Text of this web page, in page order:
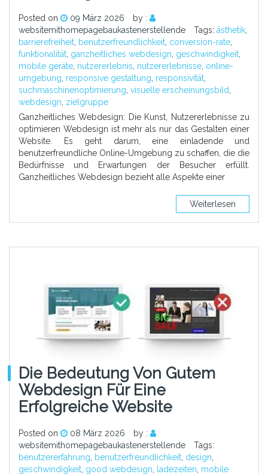
Posted on 09 März 2026
by :
websitemithomepagebaukastenerstellende
Tags: ästhetik,
barrierefreiheit, benutzerfreundlichkeit, conversion-rate,
funktionalität, ganzheitliches webdesign, geschwindigkeit,
mobile geräte, nutzererlebnis, nutzererlebnisse, online-
umgebung, responsive gestaltung, responsivität,
suchmaschinenoptimierung, visuelle erscheinungsbild,
webdesign, zielgruppe
Ganzheitliches Webdesign: Die Kunst, Nutzererlebnisse zu
optimieren Webdesign ist mehr als nur das Gestalten einer
Website. Es geht darum, eine einladende und
benutzerfreundliche Online-Umgebung zu schaffen, die die
Bedürfnisse und Erwartungen der Besucher erfüllt.
Ganzheitliches Webdesign bezieht alle Aspekte einer
Weiterlesen
Die Bedeutung Von Gutem
Webdesign Für Eine
Erfolgreiche Website
Posted on 08 März 2026
by :
websitemithomepagebaukastenerstellende
Tags:
benutzererfahrung
benutzerfreundlichkeit design
geschwindigkeit good webdesign ladezeiten mobile